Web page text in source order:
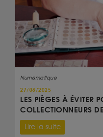
Numismatique
27/08/2025
LES PIÈGES À ÉVITER
COLLECTIONNEURS
Lire la suite